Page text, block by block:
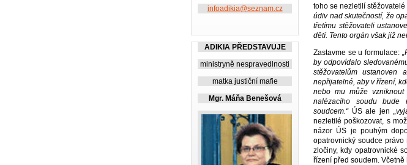
toho se nezletilí
údiv nad skutečností, že
třetímu stěžovateli
dětí. Tento orgán však již
Zastavme se u formulace:
by odpovídalo
stěžovatelům ustanoven
nepřijatelné, aby v řízení,
nebo mu může
nalézacího soudu bude
soudcem.“ ÚS ale jen
nezletilé poškozovat, s
názor ÚS je pouhým
opatrovnický soudce
zločiny, kdy opatrovnické
řízení před soudem.
infoadikia@seznam.cz
ADIKIA PŘEDSTAVUJE
ministryně nespravedlnosti
matka justiční mafie
Mgr. Máňa Benešová